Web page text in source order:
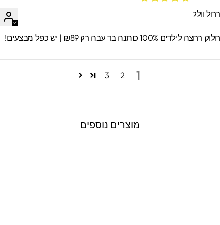
וולק
רחצה לילדים 100% כותנה בד עבה רק ₪89 | יש כפל מבצעים!
1
2
3
מוצרים נוספים